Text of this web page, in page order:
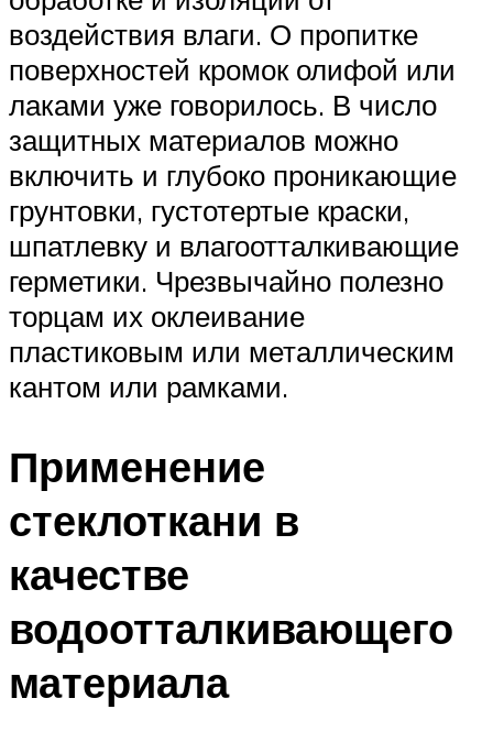
воздействия влаги. О пропитке
поверхностей кромок олифой или
лаками уже говорилось. В число
защитных материалов можно
включить и глубоко проникающие
грунтовки, густотертые краски,
шпатлевку и влагоотталкивающие
герметики. Чрезвычайно полезно
торцам их оклеивание
пластиковым или металлическим
кантом или рамками.
Применение
стеклоткани в
качестве
водоотталкивающего
материала